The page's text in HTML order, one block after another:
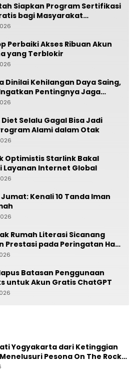
Siapkan Program Sertifikasi
bagi Masyarakat
Rendah
Perbaiki Akses Ribuan Akun
yang Terblokir
Dinilai Kehilangan Daya Saing,
Pentingnya Jaga
Bank Indonesia
Selalu Gagal Bisa Jadi
Alami dalam Otak
Optimistis Starlink Bakal
Layanan Internet Global
Kenali 10 Tanda Iman
Rumah Literasi Sicanang
Prestasi pada Peringatan Hari
di Kecamatan Medan
Batasan Penggunaan
untuk Akun Gratis ChatGPT
Yogyakarta dari Ketinggian
Pesona On The Rock
Sedang Naik Daun